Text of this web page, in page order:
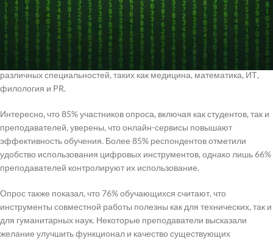
В ходе исследования, проведенного онлайн-сервисом для
совместной работы «Битрикс24» и Балтийским федеральным
университетом (БФУ) им. И. Канта, было выяснено, что 39%
студентов считают, что владение цифровыми инструментами может
помочь им при поиске работы. Участие в опросе приняли студенты
различных специальностей, таких как медицина, математика, ИТ,
филология и PR.
Интересно, что 85% участников опроса, включая как студентов, так и
преподавателей, уверены, что онлайн-сервисы повышают
эффективность обучения. Более 85% респондентов отметили
удобство использования цифровых инструментов, однако лишь 66%
преподавателей контролируют их использование.
Опрос также показал, что 76% обучающихся считают, что
инструменты совместной работы полезны как для технических, так и
для гуманитарных наук. Некоторые преподаватели высказали
желание улучшить функционал и качество существующих